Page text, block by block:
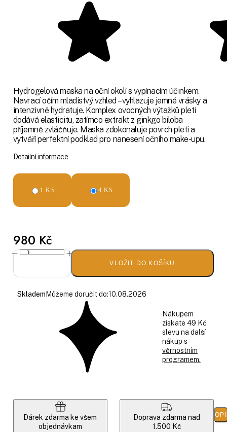
Hydrogelová maska na oční okolí s vypínacím účinkem.
Navrací očím mladistvý vzhled – vyhlazuje jemné vrásky a
intenzivně hydratuje. Komplex ovocných výtažků pleti
dodává elasticitu, zatímco extrakt z ginkgo biloba
příjemně zvláčňuje. Maska zdokonaluje povrch pleti a
vytváří perfektní podklad pro nanesení očního make-upu.
Detailní informace
1 KS 4 KS
980 Kč
VLOŽIT DO KOŠÍKU
Skladem Můžeme doručit do:10.08.2026
Nákupem
získate 49 Kč
slevu na další
nákup s
věrnostním
programem.
Dárek zdarma ke všem
objednávkam
Doprava zdarma nad
1.500 Kč